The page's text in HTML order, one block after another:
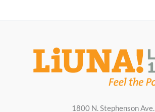
1800 N. Stephenson Ave.